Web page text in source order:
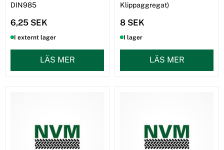
DIN985
6,25 SEK
I externt lager
LÄS MER
Klippaggregat)
8 SEK
I lager
LÄS MER